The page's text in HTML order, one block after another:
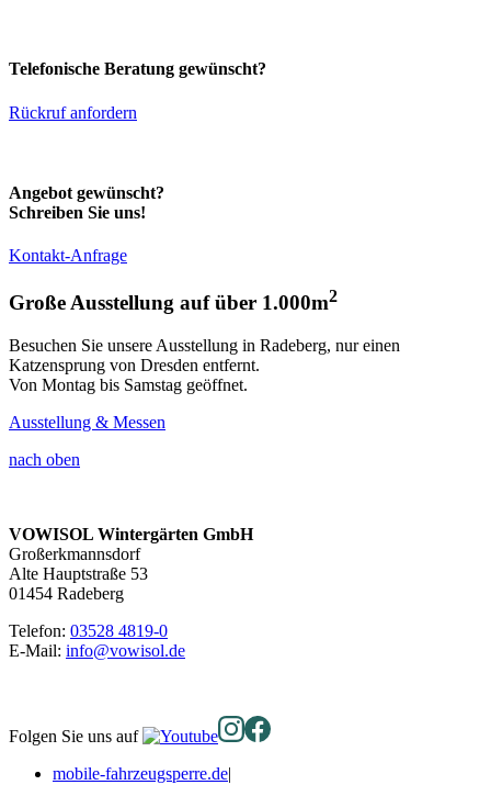
Telefonische Beratung gewünscht?
Rückruf anfordern
Angebot gewünscht?
Schreiben Sie uns!
Kontakt-Anfrage
Große Ausstellung auf über 1.000m2
Besuchen Sie unsere Ausstellung in Radeberg, nur einen
Katzensprung von Dresden entfernt.
Von Montag bis Samstag geöffnet.
Ausstellung & Messen
nach oben
VOWISOL Wintergärten GmbH
Großerkmannsdorf
Alte Hauptstraße 53
01454 Radeberg
Telefon: 03528 4819-0
E-Mail: info@vowisol.de
Folgen Sie uns auf
mobile-fahrzeugsperre.de|